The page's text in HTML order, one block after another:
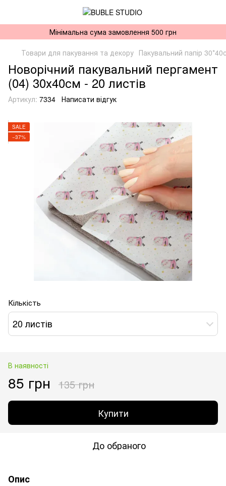
Мінімальна сума замовлення 500 грн
Товари для пакування та декору Пакувальний папір
Новорічний пакувальний пергамент
(04) 30х40см - 20 листів
Артикул: 7334 Написати відгук
SALE
−37%
Кількість
20 листів
В наявності
85 грн 135 грн
Купити
До обраного
Опис